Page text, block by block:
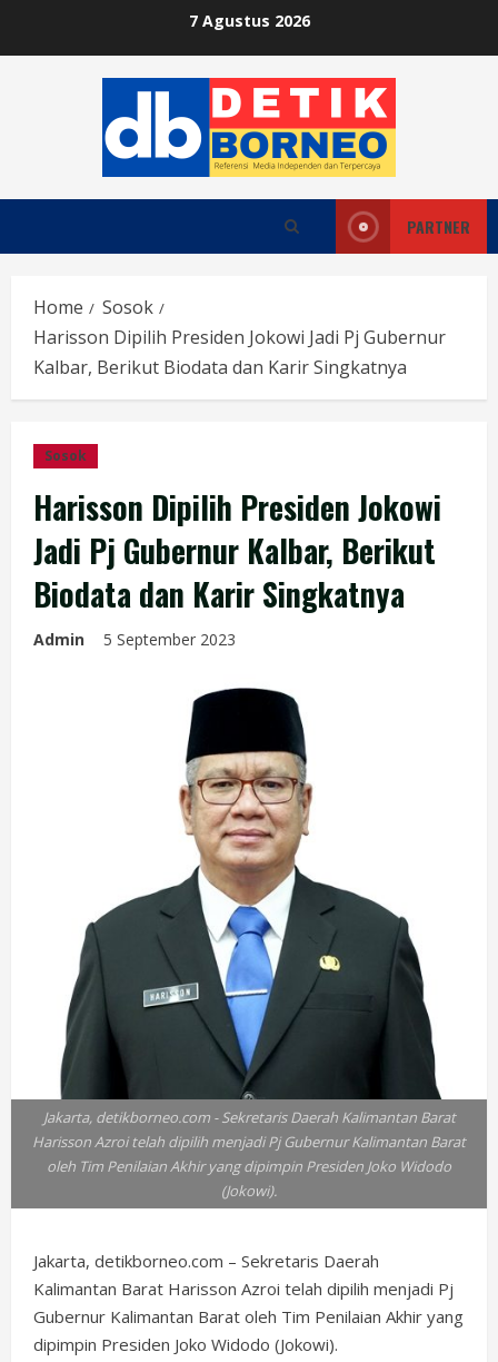
7 Agustus 2026
PARTNER
Home
Sosok
Harisson Dipilih Presiden Jokowi Jadi Pj Gubernur
Kalbar, Berikut Biodata dan Karir Singkatnya
Sosok
Harisson Dipilih Presiden Jokowi
Jadi Pj Gubernur Kalbar, Berikut
Biodata dan Karir Singkatnya
Admin 5 September 2023
Jakarta, detikborneo.com - Sekretaris Daerah Kalimantan Barat
Harisson Azroi telah dipilih menjadi Pj Gubernur Kalimantan Barat
oleh Tim Penilaian Akhir yang dipimpin Presiden Joko Widodo
(Jokowi).
Jakarta, detikborneo.com – Sekretaris Daerah
Kalimantan Barat Harisson Azroi telah dipilih menjadi Pj
Gubernur Kalimantan Barat oleh Tim Penilaian Akhir yang
dipimpin Presiden Joko Widodo (Jokowi).